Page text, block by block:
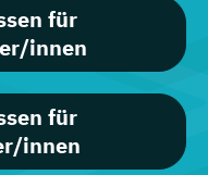
für
innen
für
innen